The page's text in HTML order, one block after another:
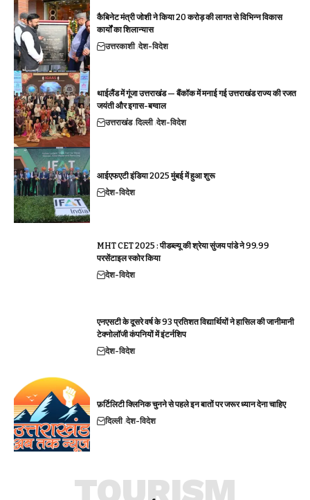
कैबिनेट मंत्री जोशी ने किया 20 करोड़ की लागत से विभिन्न विकास
कार्यों का शिलान्यास
उत्तरकाशी देश-विदेश
थाईलैंड में गूंजा उत्तराखंड — बैंकॉक में मनाई गई उत्तराखंड राज्य की रजत
जयंती और इगास-बग्वाल
उत्तराखंड दिल्ली देश-विदेश
आईएफएटी इंडिया 2025 मुंबई में हुआ शुरू
देश-विदेश
MHT CET 2025 : पीडब्ल्यू की श्रेया सुंजय पांडे ने 99.99
परसेंटाइल स्कोर किया
देश-विदेश
एनएसटी के दूसरे वर्ष के 93 प्रतिशत विद्यार्थियों ने हासिल की जानीमानी
टेक्नोलॉजी कंपनियों में इंटर्नशिप
देश-विदेश
फ़र्टिलिटी क्लिनिक चुनने से पहले इन बातों पर जरूर ध्यान देना चाहिए
दिल्ली देश-विदेश
TOURISM